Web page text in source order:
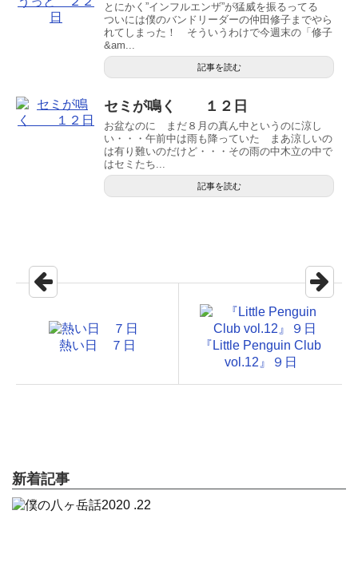
とにかく”インフルエンザ”が猛威を振るってる
ついには僕のバンドリーダーの仲田修子までやら
れてしまった！ そういうわけで今週末の「修子
&am...
記事を読む
セミが鳴く １２日
お盆なのに まだ８月の真ん中というのに涼し
い・・・午前中は雨も降っていた まあ涼しいの
は有り難いのだけど・・・その雨の中木立の中で
はセミたち...
記事を読む
熱い日 ７日
『Little Penguin Club
vol.12』９日
新着記事